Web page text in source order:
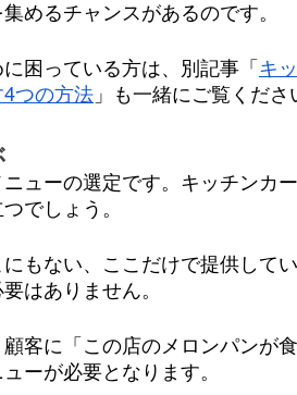
めるチャンスがあるのです。
困っている方は、別記事「 キ
つの方法 」も一緒にご覧くださ
ューの選定です。キッチンカ
でしょう。
もない、ここだけで提供して
はありません。
客に「この店のメロンパンが
ーが必要となります。